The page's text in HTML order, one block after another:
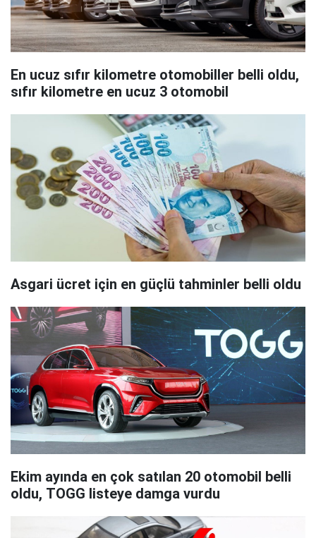
En ucuz sıfır kilometre otomobiller belli oldu,
sıfır kilometre en ucuz 3 otomobil
Asgari ücret için en güçlü tahminler belli oldu
Ekim ayında en çok satılan 20 otomobil belli
oldu, TOGG listeye damga vurdu